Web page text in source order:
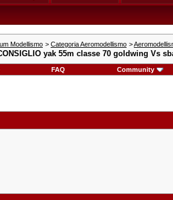
Modellismo > Categoria Aeromodellismo >
yak 55m classe 70 goldwing Vs
FAQ Community